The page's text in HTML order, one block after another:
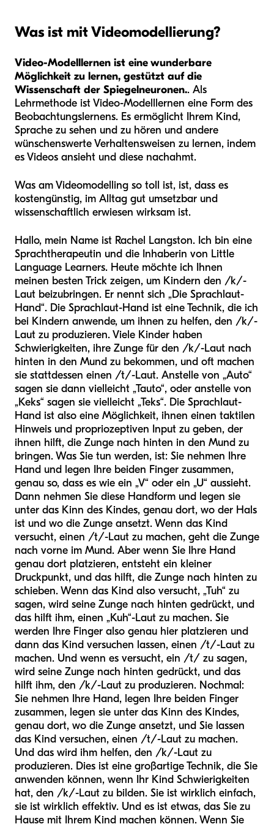
Was ist mit Videomodellierung?
Video-Modelllernen ist eine wunderbare
Möglichkeit zu lernen, gestützt auf die
Wissenschaft der Spiegelneuronen.. Als
Lehrmethode ist Video-Modelllernen eine Form des
Beobachtungslernens. Es ermöglicht Ihrem Kind,
Sprache zu sehen und zu hören und andere
wünschenswerte Verhaltensweisen zu lernen, indem
es Videos ansieht und diese nachahmt.
Was am Videomodelling so toll ist, ist, dass es
kostengünstig, im Alltag gut umsetzbar und
wissenschaftlich erwiesen wirksam ist.
Hallo, mein Name ist Rachel Langston. Ich bin eine
Sprachtherapeutin und die Inhaberin von Little
Language Learners. Heute möchte ich Ihnen
meinen besten Trick zeigen, um Kindern den /k/-
Laut beizubringen. Er nennt sich „Die Sprachlaut-
Hand“. Die Sprachlaut-Hand ist eine Technik, die ich
bei Kindern anwende, um ihnen zu helfen, den /k/-
Laut zu produzieren. Viele Kinder haben
Schwierigkeiten, ihre Zunge für den /k/-Laut nach
hinten in den Mund zu bekommen, und oft machen
sie stattdessen einen /t/-Laut. Anstelle von „Auto“
sagen sie dann vielleicht „Tauto“, oder anstelle von
„Keks“ sagen sie vielleicht „Teks“. Die Sprachlaut-
Hand ist also eine Möglichkeit, ihnen einen taktilen
Hinweis und propriozeptiven Input zu geben, der
ihnen hilft, die Zunge nach hinten in den Mund zu
bringen. Was Sie tun werden, ist: Sie nehmen Ihre
Hand und legen Ihre beiden Finger zusammen,
genau so, dass es wie ein „V“ oder ein „U“ aussieht.
Dann nehmen Sie diese Handform und legen sie
unter das Kinn des Kindes, genau dort, wo der Hals
ist und wo die Zunge ansetzt. Wenn das Kind
versucht, einen /t/-Laut zu machen, geht die Zunge
nach vorne im Mund. Aber wenn Sie Ihre Hand
genau dort platzieren, entsteht ein kleiner
Druckpunkt, und das hilft, die Zunge nach hinten zu
schieben. Wenn das Kind also versucht, „Tuh“ zu
sagen, wird seine Zunge nach hinten gedrückt, und
das hilft ihm, einen „Kuh“-Laut zu machen. Sie
werden Ihre Finger also genau hier platzieren und
dann das Kind versuchen lassen, einen /t/-Laut zu
machen. Und wenn es versucht, ein /t/ zu sagen,
wird seine Zunge nach hinten gedrückt, und das
hilft ihm, den /k/-Laut zu produzieren. Nochmal:
Sie nehmen Ihre Hand, legen Ihre beiden Finger
zusammen, legen sie unter das Kinn des Kindes,
genau dort, wo die Zunge ansetzt, und Sie lassen
das Kind versuchen, einen /t/-Laut zu machen.
Und das wird ihm helfen, den /k/-Laut zu
produzieren. Dies ist eine großartige Technik, die Sie
anwenden können, wenn Ihr Kind Schwierigkeiten
hat, den /k/-Laut zu bilden. Sie ist wirklich einfach,
sie ist wirklich effektiv. Und es ist etwas, das Sie zu
Hause mit Ihrem Kind machen können. Wenn Sie